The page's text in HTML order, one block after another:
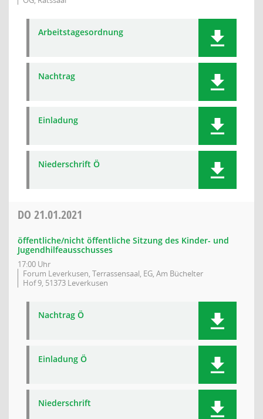
Arbeitstagesordnung
Nachtrag
Einladung
Niederschrift Ö
DO 21.01.2021
öffentliche/nicht öffentliche Sitzung des Kinder- und
Jugendhilfeausschusses
17:00 Uhr
Forum Leverkusen, Terrassensaal, EG, Am Büchelter
Hof 9, 51373 Leverkusen
Nachtrag Ö
Einladung Ö
Niederschrift